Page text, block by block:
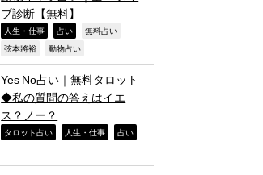
プ診断【無料】
人生・仕事 占い 無料占い
弦本將裕 動物占い
Yes No占い｜無料タロット
◆私の質問の答えはイエ
ス？ノー？
タロット占い 人生・仕事 占い